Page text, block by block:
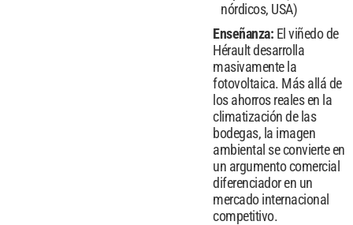
nórdicos, USA)
Enseñanza: El viñedo de
Hérault desarrolla
masivamente la
fotovoltaica. Más allá de
los ahorros reales en la
climatización de las
bodegas, la imagen
ambiental se convierte en
un argumento comercial
diferenciador en un
mercado internacional
competitivo.